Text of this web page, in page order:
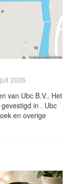
2026
van Ubc B.V.. Het
in . Ubc
en overige